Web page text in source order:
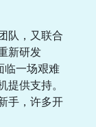
队，又联合
新研发
临一场艰难
供支持。
手，许多开